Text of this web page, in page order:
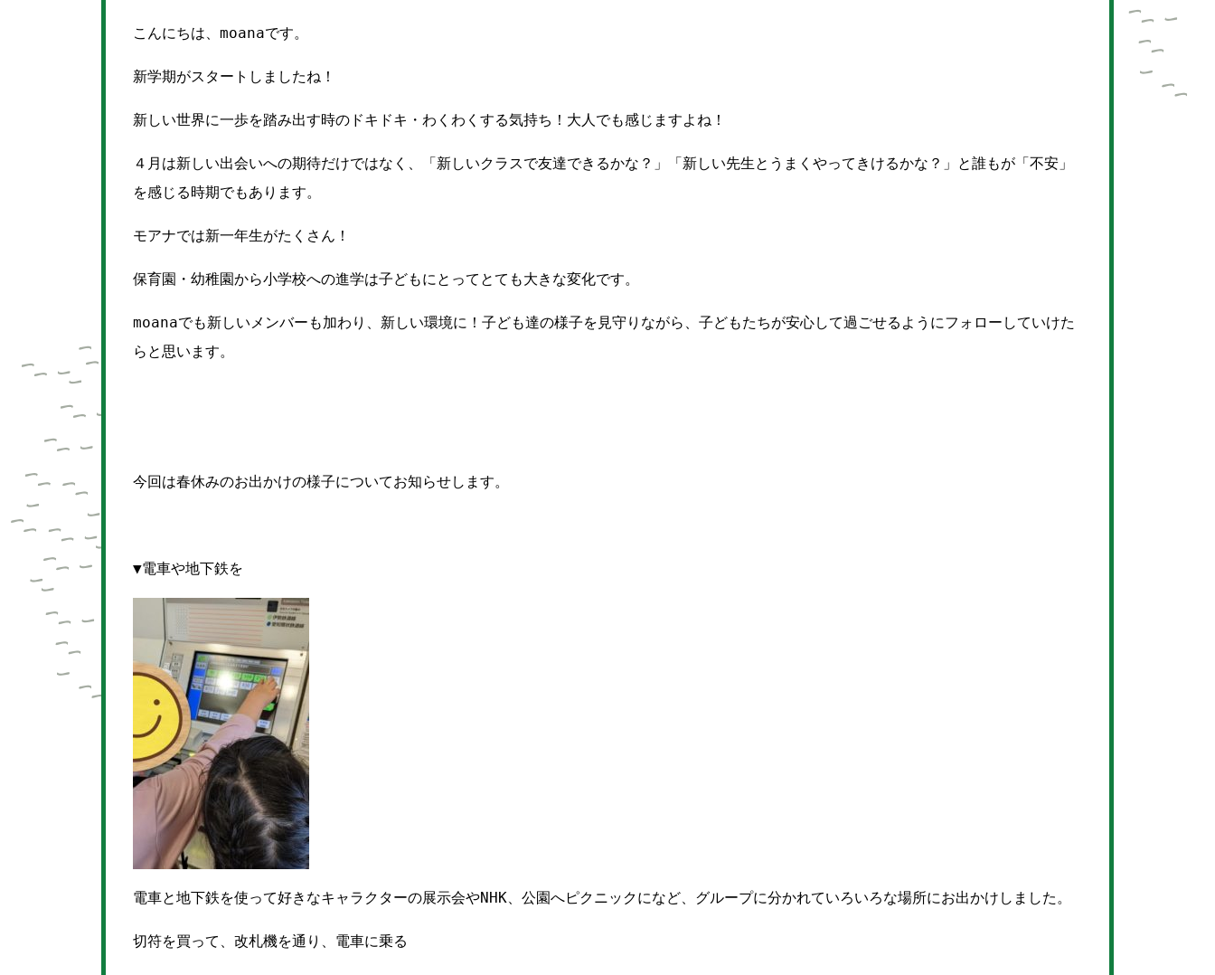
こんにちは、moanaです。
新学期がスタートしましたね！
新しい世界に一歩を踏み出す時のドキドキ・わくわくする気持ち！大人でも感じますよね！
４月は新しい出会いへの期待だけではなく、「新しいクラスで友達できるかな？」「新しい先生とうまくやってきけるかな？」と誰もが「不安」
を感じる時期でもあります。
モアナでは新一年生がたくさん！
保育園・幼稚園から小学校への進学は子どもにとってとても大きな変化です。
moanaでも新しいメンバーも加わり、新しい環境に！子ども達の様子を見守りながら、子どもたちが安心して過ごせるようにフォローしていけた
らと思います。
今回は春休みのお出かけの様子についてお知らせします。
▼電車や地下鉄を
電車と地下鉄を使って好きなキャラクターの展示会やNHK、公園へピクニックになど、グループに分かれていろいろな場所にお出かけしました。
切符を買って、改札機を通り、電車に乗る